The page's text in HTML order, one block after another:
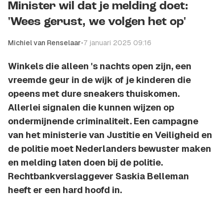
Minister wil dat je melding doet:
'Wees gerust, we volgen het op'
Michiel van Renselaar•7 januari 2025 09:16
Winkels die alleen 's nachts open zijn, een
vreemde geur in de wijk of je kinderen die
opeens met dure sneakers thuiskomen.
Allerlei signalen die kunnen wijzen op
ondermijnende criminaliteit. Een campagne
van het ministerie van Justitie en Veiligheid en
de politie moet Nederlanders bewuster maken
en melding laten doen bij de politie.
Rechtbankverslaggever Saskia Belleman
heeft er een hard hoofd in.